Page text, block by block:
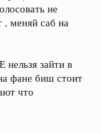
не
, меняй саб на
зайти в
фане биш стоит
что